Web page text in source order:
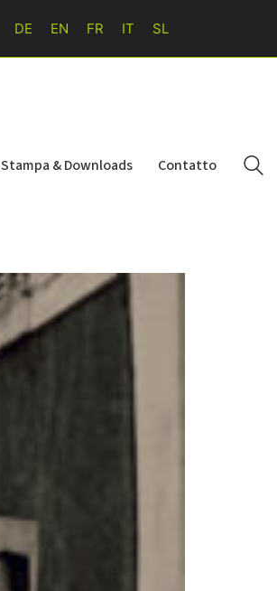
DE EN FR IT SL
Stampa & Downloads Contatto